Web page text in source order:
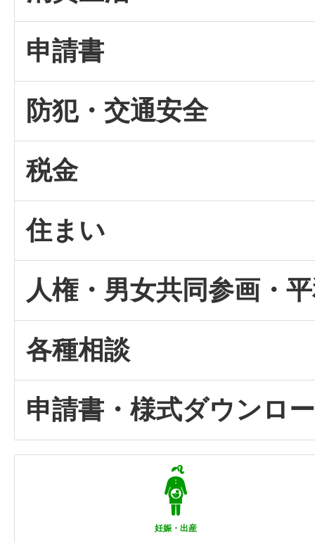
申請書
防犯・交通安全
税金
住まい
人権・男女共同参画・
各種相談
申請書・様式ダウンロ
妊娠・出産